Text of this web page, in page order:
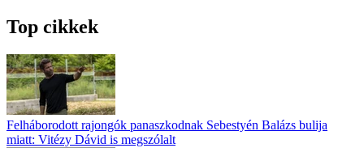
Top cikkek
Felháborodott rajongók panaszkodnak Sebestyén Balázs bulija
miatt: Vitézy Dávid is megszólalt